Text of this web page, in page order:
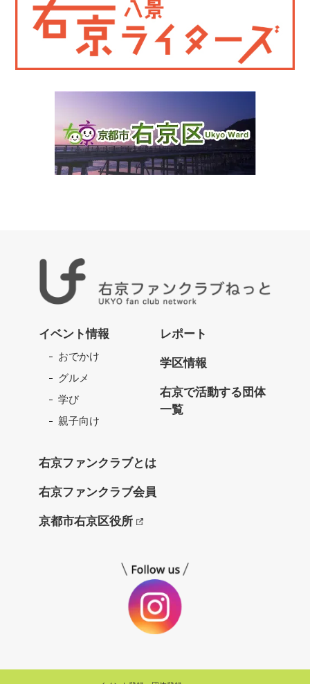
京
フ
と
イベント情報
おでかけ
グルメ
学び
親子向け
レポート
学区情報
右京で活動する団体
一覧
右京ファンクラブとは
右京ファンクラブ会員
京都市右京区役所